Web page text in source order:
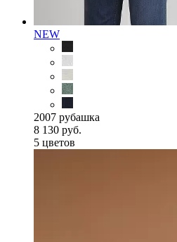
NEW
2007 рубашка
8 130 руб.
5 цветов